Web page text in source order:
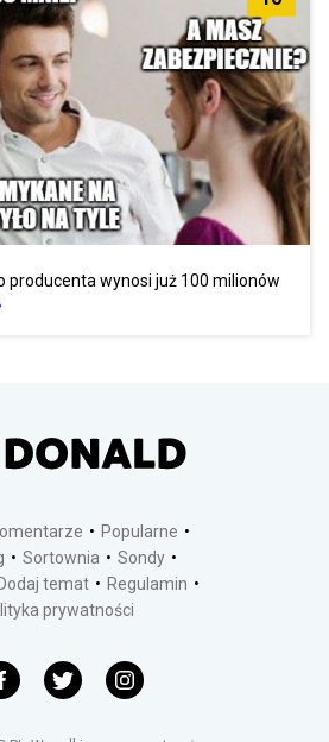
producenta wynosi już 100 milionów
Popularne
Sortownia
Sondy
Dodaj temat
Regulamin
prywatności